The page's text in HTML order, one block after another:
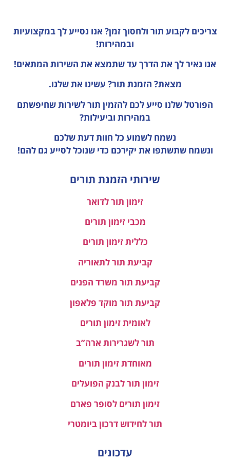
ובמהירות!
אנו נאיר לך את הדרך עד שתמצא את השירות המתאים!
מצאת? הזמנת תור? עשינו את שלנו.
הפורטל שלנו סייע לכם להזמין תור לשירות שחיפשתם
במהירות וביעילות?
נשמח לשמוע כל חוות דעת
ונשמח שתשתפו את יקירכם כדי שנוכל לסייע גם להם!
מכבי זימון תורים
כללית זימון תורים
קביעת תור לתאוריה
קביעת תור משרד הפנים
קביעת תור מוקד פלאפון
לאומית זימון תורים
תור לשגרירות ארה”ב
מאוחדת זימון תורים
זימון תור לבנק הפועלים
זימון תורים לסופר פארם
תור לחידוש דרכון ביומטרי